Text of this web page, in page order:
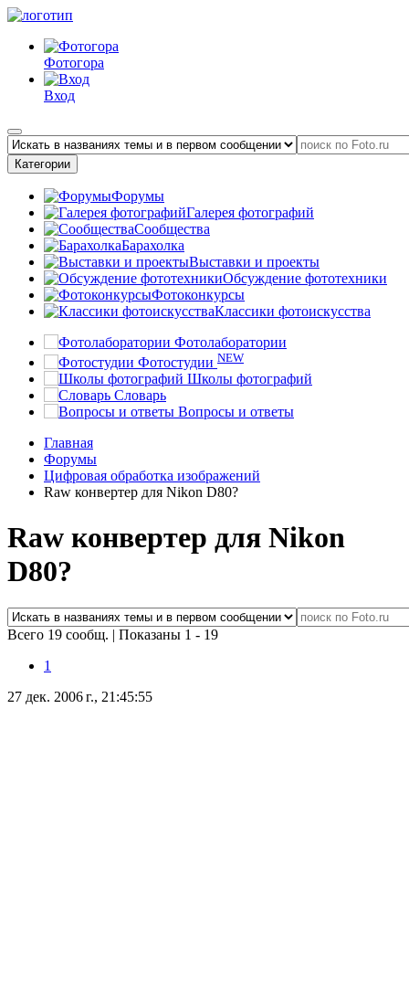
Фотогора
Вход
Категории
Форумы
Галерея фотографий
Сообщества
Барахолка
Выставки и проекты
Обсуждение фототехники
Фотоконкурсы
Классики фотоискусства
Фотолаборатории
Фотостудии NEW
Школы фотографий
Словарь
Вопросы и ответы
Главная
Форумы
Цифровая обработка изображений
Raw конвертер для Nikon D80?
Raw конвертер для Nikon
D80?
Всего 19 сообщ. | Показаны 1 - 19
1
27 дек. 2006 г., 21:45:55